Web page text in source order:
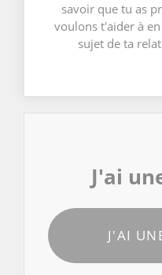
savoir que tu as
voulons t'aider à
sujet de ta
J'ai
J'AI